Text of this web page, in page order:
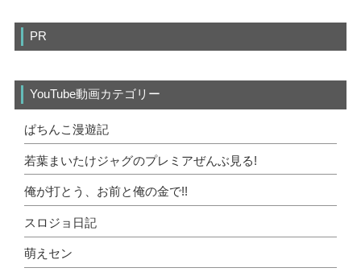
PR
YouTube動画カテゴリー
ぱちんこ漫遊記
若葉まいたけジャグのプレミアぜんぶ見る!
俺が打とう、お前と俺の金で!!
スロジョ日記
萌えセン